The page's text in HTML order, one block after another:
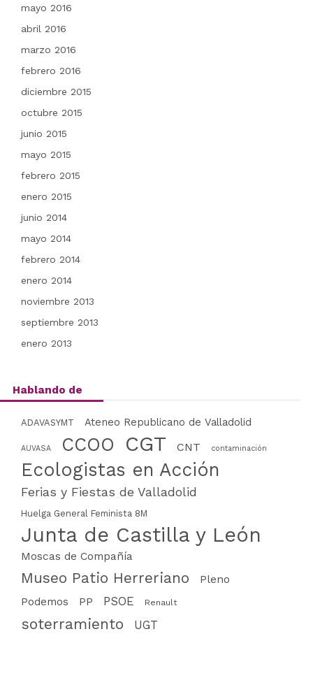
mayo 2016
abril 2016
marzo 2016
febrero 2016
diciembre 2015
octubre 2015
junio 2015
mayo 2015
febrero 2015
enero 2015
junio 2014
mayo 2014
febrero 2014
enero 2014
noviembre 2013
septiembre 2013
enero 2013
Hablando de
ADAVASYMT Ateneo Republicano de Valladolid
AUVASA CCOO CGT CNT contaminación
Ecologistas en Acción
Ferias y Fiestas de Valladolid
Huelga General Feminista 8M
Junta de Castilla y León
Moscas de Compañía
Museo Patio Herreriano
Pleno
Podemos
PP PSOE Renault
soterramiento UGT